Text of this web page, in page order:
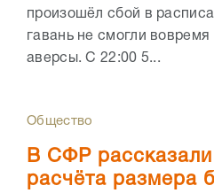
произошёл сбой в
гавань не смогли вовремя
аверсы. С 22:00 5...
Общество
В СФР
расчёта размера